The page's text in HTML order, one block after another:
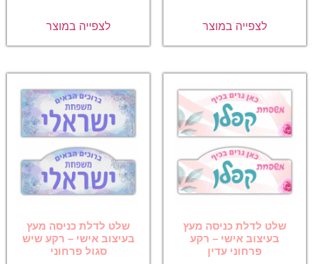
לצפייה במוצר לצפייה במוצר
שלט לדלת כניסה מעץ
בעיצוב אישי – רקע
פרחוני עדין
שלט לדלת כניסה מעץ
בעיצוב אישי – רקע שיש
סגול פרחוני